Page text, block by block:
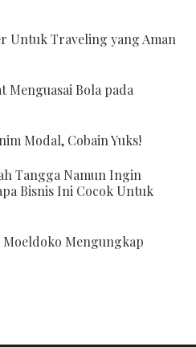
Untuk Traveling yang Aman
Menguasai Bola pada
Modal, Cobain Yuks!
Tangga Namun Ingin
Bisnis Ini Cocok Untuk
Mengungkap